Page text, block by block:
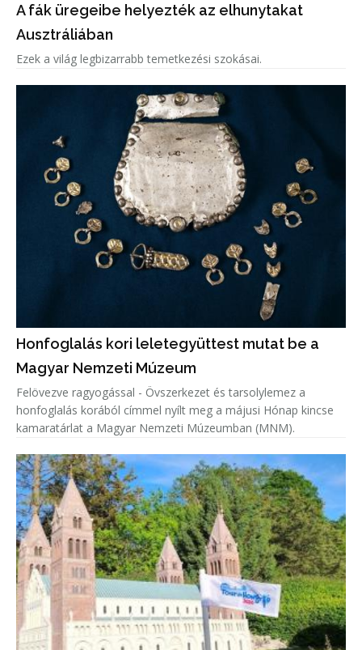
A fák üregeibe helyezték az elhunytakat
Ausztráliában
Ezek a világ legbizarrabb temetkezési szokásai.
Honfoglalás kori leletegyüttest mutat be a
Magyar Nemzeti Múzeum
Felövezve ragyogással - Övszerkezet és tarsolylemez a
honfoglalás korából címmel nyílt meg a májusi Hónap kincse
kamaratárlat a Magyar Nemzeti Múzeumban (MNM).